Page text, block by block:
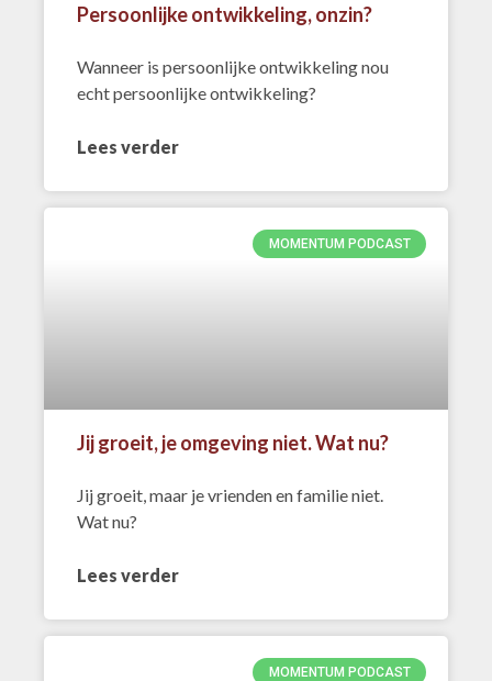
Persoonlijke ontwikkeling, onzin?
Wanneer is persoonlijke ontwikkeling nou
echt persoonlijke ontwikkeling?
Lees verder
MOMENTUM PODCAST
Jij groeit, je omgeving niet. Wat nu?
Jij groeit, maar je vrienden en familie niet.
Wat nu?
Lees verder
MOMENTUM PODCAST